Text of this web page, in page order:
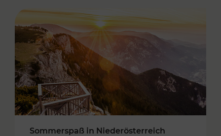
Sommerspaß in Niederösterreich